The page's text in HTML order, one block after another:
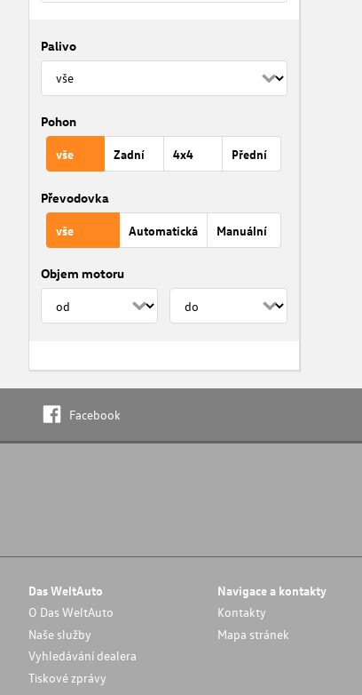
Palivo
Pohon
vše Zadní 4x4 Přední
Převodovka
vše Automatická Manuální
Objem motoru
Facebook
Das WeltAuto
O Das WeltAuto
Naše služby
Vyhledávání dealera
Tiskové zprávy
Navigace a kontakty
Kontakty
Mapa stránek